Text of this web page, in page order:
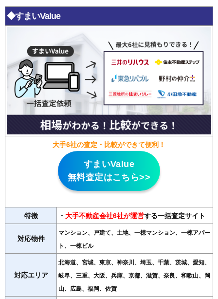
◆すまいValue
大手6社の査定・比較ができて便利！
すまいValue
無料査定はこちら>>
特徴 ・ 大手不動産会社6社が運営する一括査定サイト
対応物件
マンション、戸建て、土地、一棟マンション、一棟アパー
ト、一棟ビル
対応エリア
北海道、宮城、東京、神奈川、埼玉、千葉、茨城、愛知、
岐阜、三重、大阪、兵庫、京都、滋賀、奈良、和歌山、岡
山、広島、福岡、佐賀